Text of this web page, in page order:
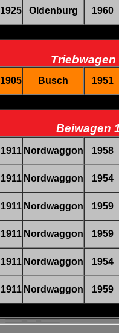
1925 Oldenburg 1960
1905 Busch 1951
Beiwagen
1911 Nordwaggon 1958
1911 Nordwaggon 1954
1911 Nordwaggon 1959
1911 Nordwaggon 1959
1911 Nordwaggon 1954
1911 Nordwaggon 1959